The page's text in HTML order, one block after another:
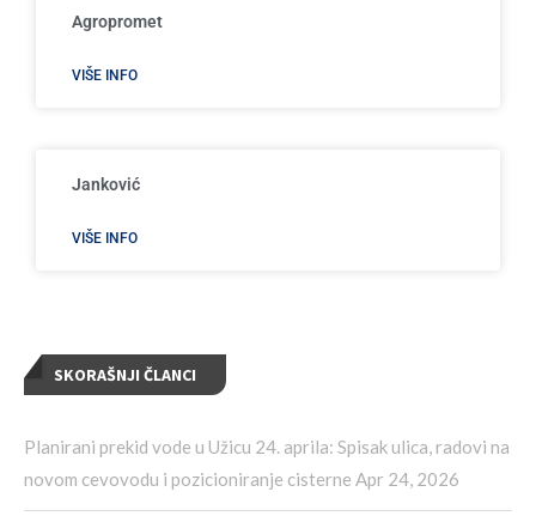
Agropromet
VIŠE INFO
Janković
VIŠE INFO
SKORAŠNJI ČLANCI
Planirani prekid vode u Užicu 24. aprila: Spisak ulica, radovi na
novom cevovodu i pozicioniranje cisterne Apr 24, 2026